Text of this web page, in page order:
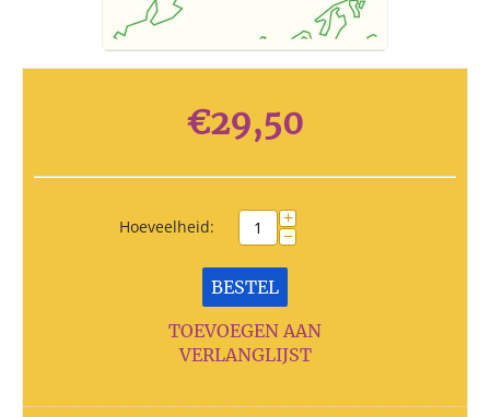
€29,50
Hoeveelheid: +
−
BESTEL
TOEVOEGEN AAN
VERLANGLIJST